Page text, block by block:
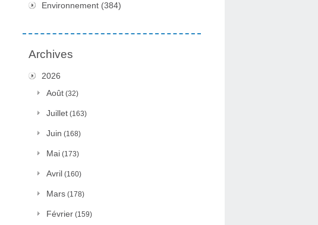
Environnement (384)
Archives
2026
Août (32)
Juillet (163)
Juin (168)
Mai (173)
Avril (160)
Mars (178)
Février (159)